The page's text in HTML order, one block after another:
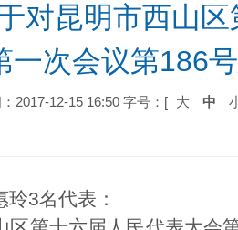
对昆明市西山
一次会议第186
2017-12-15 16:50 字号：[ 大 中
玲3名代表：